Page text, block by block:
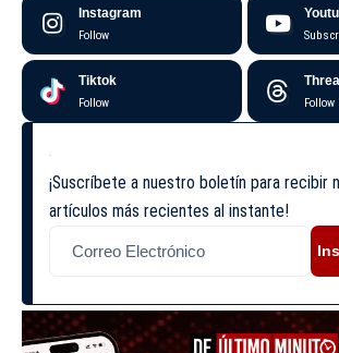
Instagram
Follow
Tiktok
Follow Follow
¡Suscríbete a nuestro boletín para recibir
artículos más recientes al instante!